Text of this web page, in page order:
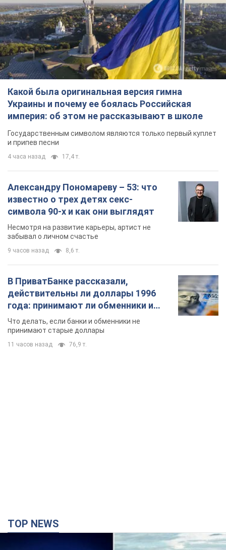
Какой была оригинальная версия гимна
Украины и почему ее боялась Российская
империя: об этом не рассказывают в школе
Государственным символом являются только первый куплет
и припев песни
4 часа назад 17,4 т.
Александру Пономареву – 53: что
известно о трех детях секс-
символа 90-х и как они выглядят
Несмотря на развитие карьеры, артист не
забывал о личном счастье
9 часов назад 8,6 т.
В ПриватБанке рассказали,
действительны ли доллары 1996
года: принимают ли обменники и
банки такие купюры
Что делать, если банки и обменники не
принимают старые доллары
11 часов назад 76,9 т.
TOP NEWS